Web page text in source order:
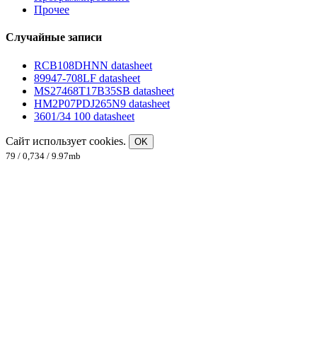
Прочее
Случайные записи
RCB108DHNN datasheet
89947-708LF datasheet
MS27468T17B35SB datasheet
HM2P07PDJ265N9 datasheet
3601/34 100 datasheet
Сайт использует cookies.
OK
79 / 0,734 / 9.97mb